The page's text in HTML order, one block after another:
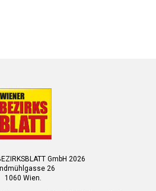
GmbH 2026
26
1060 Wien.